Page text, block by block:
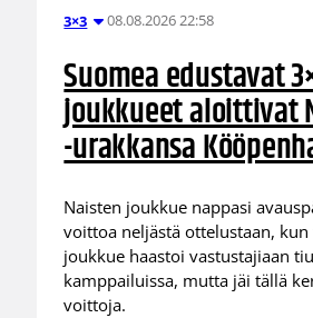
3×3 08.08.2026 22:58
Suomea edustavat
joukkueet aloittivat
-urakkansa
Naisten joukkue nappasi
voittoa neljästä ottelustaan, kun
joukkue haastoi vastustajiaan
kamppailuissa, mutta jäi tällä
voittoja.